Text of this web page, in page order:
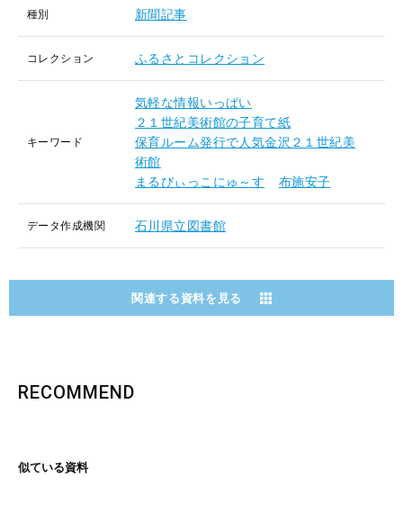
種別 新聞記事
コレクション ふるさとコレクション
キーワード
気軽な情報いっぱい
２１世紀美術館の子育て紙
保育ルーム発行で人気金沢２１世紀美
術館
まるびぃっこにゅ～す
布施安子
データ作成機関 石川県立図書館
関連する資料を見る
RECOMMEND
似ている資料